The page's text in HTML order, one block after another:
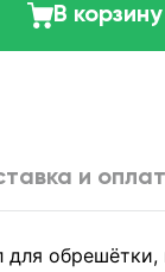
В корзину
и